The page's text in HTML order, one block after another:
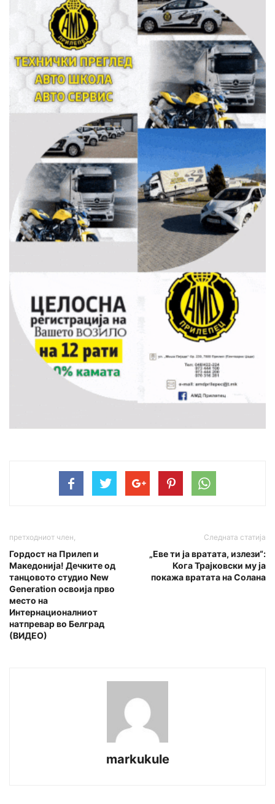
претходниот член,
Гордост на Прилеп и
Македонија! Дечките од
танцовото студио New
Generation освоија прво
место на
Интернационалниот
натпревар во Белград
(ВИДЕО)
Следната статија
„Еве ти ја вратата, излези“:
Кога Трајковски му ја
покажа вратата на Солана
markukule